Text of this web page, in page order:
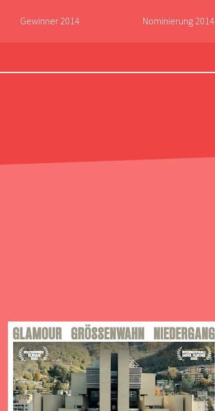
Gewinner 2014 Nominierung 2014